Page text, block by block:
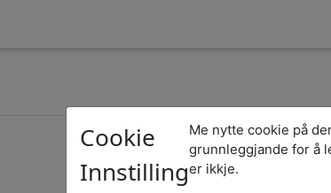
Cookie
Innstilling
Me nytte cookie på
grunnleggjande for å
er ikkje.
Trygg